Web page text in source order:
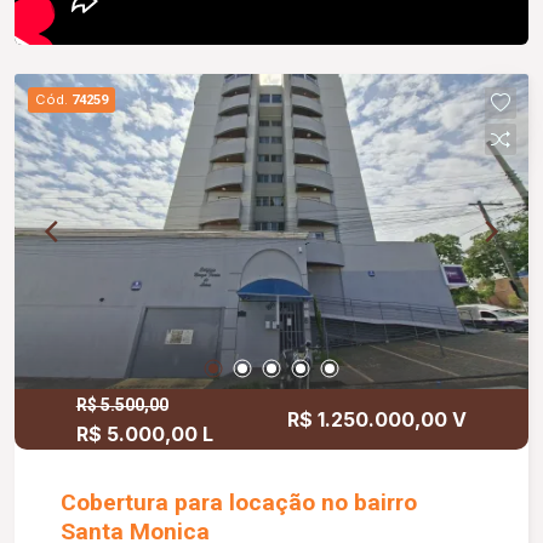
Cód. 74259
R$ 5.500,00
R$ 5.000,00 L
R$ 1.250.000,00 V
Cobertura para locação no bairro
Santa Monica